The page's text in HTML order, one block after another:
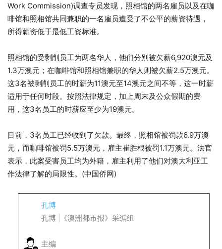
Work Commission)调查专员发现，照相馆的两名雇员以及在咖
啡馆和照相馆共同兼职的一名雇员遭受了不公平的薪资待遇，
所得薪资低于最低工资标准。
照相馆的受剥削员工为两名华人，他们分别被欠薪6,920澳元及
1.3万澳元；在咖啡馆和照相馆兼职的华人则被欠薪2.5万澳元。
这3名被剥削员工的时薪为11澳元至14澳元之间不等，这一时薪
适用于任何时段。按照法律规定，加上周末及公众假期的费
用，这3名员工的时薪应至少为19澳元。
目前，3名员工已经收到了欠款。最终，照相馆被罚款6.9万澳
元，而咖啡馆被罚5.5万澳元，雇主崔胜根被罚1.1万澳元。法官
表示，此案受害员工均为外籍，雇主利用了他们对澳大利亚工
作法律了解的局限性。(中国侨网)
孔博
孔博 |《澳洲都市报》采编组
主编